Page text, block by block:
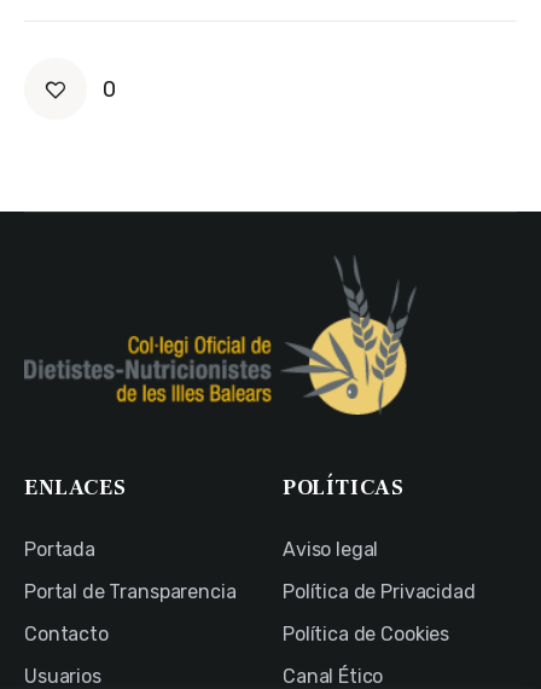
0
ENLACES
Portada
Portal de Transparencia
Contacto
Usuarios
POLÍTICAS
Aviso legal
Política de Privacidad
Política de Cookies
Canal Ético